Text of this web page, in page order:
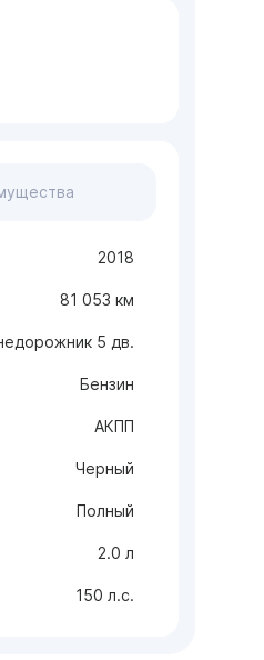
2018
81 053 км
5 дв.
Бензин
АКПП
Черный
Полный
2.0 л
150 л.с.